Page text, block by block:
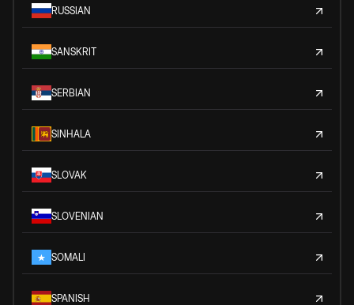
RUSSIAN
SANSKRIT
SERBIAN
SINHALA
SLOVAK
SLOVENIAN
SOMALI
SPANISH